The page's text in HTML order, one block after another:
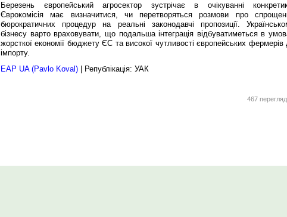
Березень європейський агросектор зустрічає в очікуванні
Єврокомісія має визначитися, чи перетворяться розмови про
бюрократичних процедур на реальні законодавчі пропозиції.
бізнесу варто враховувати, що подальша інтеграція відбуватиметься в
жорсткої економії бюджету ЄС та високої чутливості європейських фермерів
імпорту.
EAP UA (Pavlo Koval) | Републікація: УАК
467